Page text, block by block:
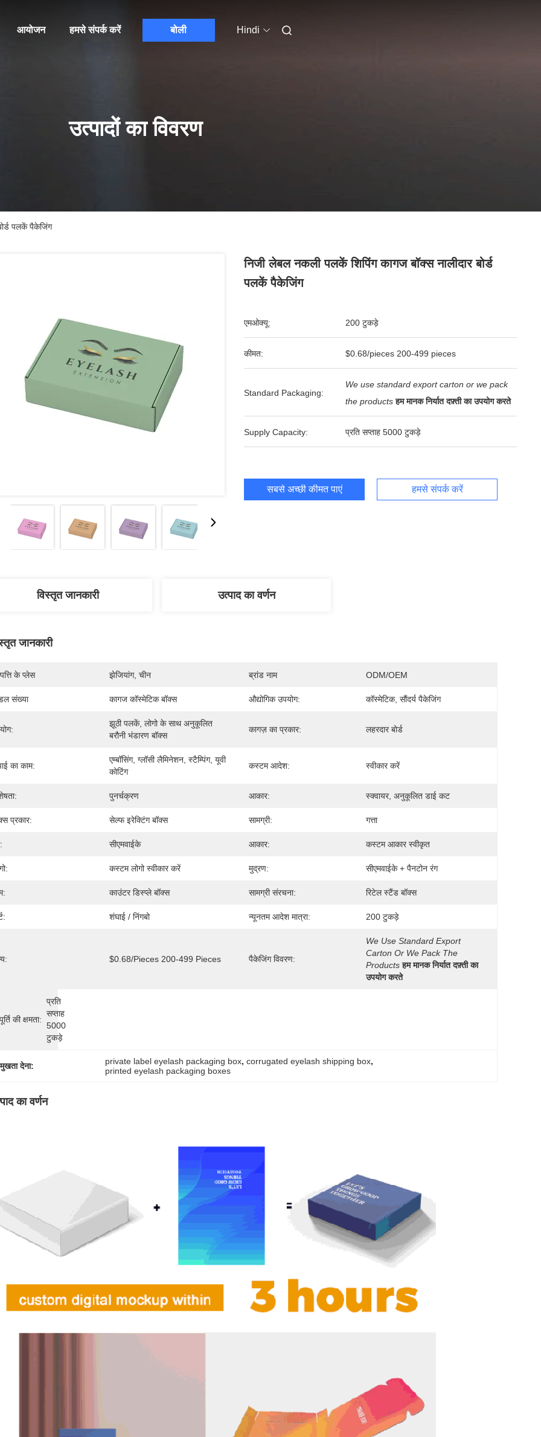
आयोजन हमसे संपर्क करें बोली Hindi
उत्पादों का विवरण
पलकें पैकेजिंग
निजी लेबल नकली पलकें शिपिंग कागज बॉक्स नालीदार बोर्ड
पलकें पैकेजिंग
एमओक्यू: 200 टुकड़े
कीमत: $0.68/pieces 200-499 pieces
Standard Packaging:
We use standard export carton or we pack
the products हम मानक निर्यात दफ़्ती का उपयोग करते
Supply Capacity: प्रति सप्ताह 5000 टुकड़े
सबसे अच्छी कीमत पाएं हमसे संपर्क करें
विस्तृत जानकारी उत्पाद का वर्णन
जानकारी
के प्लेस झेजियांग, चीन ब्रांड नाम ODM/OEM
संख्या कागज कॉस्मेटिक बॉक्स औद्योगिक उपयोग: कॉस्मेटिक, सौंदर्य पैकेजिंग
झूठी पलकें, लोगो के साथ अनुकूलित
बरौनी भंडारण बॉक्स
कागज़ का प्रकार: लहरदार बोर्ड
का काम:
एम्बॉसिंग, ग्लॉसी लैमिनेशन, स्टैम्पिंग, यूवी
कोटिंग
कस्टम आदेश: स्वीकार करें
पुनर्चक्रण आकार: स्क्वायर, अनुकूलित डाई कट
प्रकार: सेल्फ इरेक्टिंग बॉक्स सामग्री: गत्ता
सीएमवाईके आकार: कस्टम आकार स्वीकृत
कस्टम लोगो स्वीकार करें मुद्रण: सीएमवाईके + पैनटोन रंग
काउंटर डिस्प्ले बॉक्स सामग्री संरचना: रिटेल स्टैंड बॉक्स
शंघाई / निंगबो न्यूनतम आदेश मात्रा: 200 टुकड़े
$0.68/pieces 200-499 Pieces पैकेजिंग विवरण:
We Use Standard Export
Carton Or We Pack The
Products हम मानक निर्यात दफ़्ती का
उपयोग करते
की क्षमता:
प्रति
सप्ताह
5000
टुकड़े
देना: private label eyelash packaging box, corrugated eyelash shipping box,
printed eyelash packaging boxes
का वर्णन